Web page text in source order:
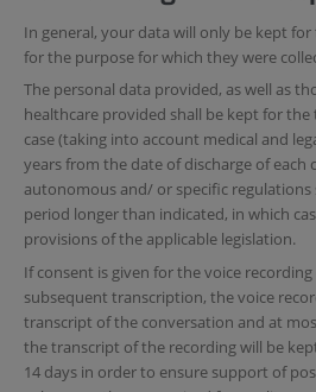
In general, your data will only be kept
for the purpose for which they were
The personal data provided, as well as
healthcare provided shall be kept for
case (taking into account medical and
years from the date of discharge of each
autonomous and/ or specific
period longer than indicated, in which
provisions of the applicable legislation.
If consent is given for the voice
subsequent transcription, the voice
transcript of the conversation and at
the transcript of the recording will be
14 days in order to ensure support of